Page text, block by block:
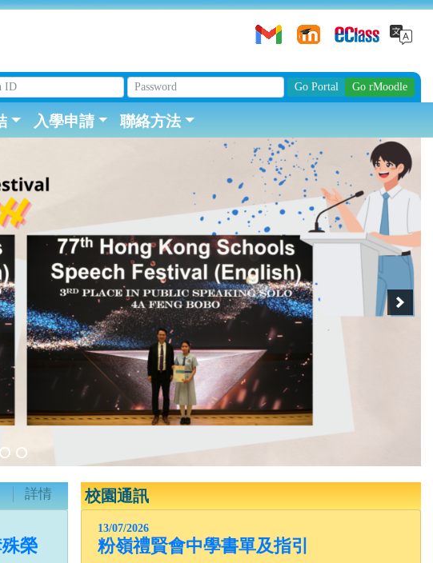
入學申請 聯絡方法
詳情
榮
校園通訊
13/07/2026
粉嶺禮賢會中學書單及指引